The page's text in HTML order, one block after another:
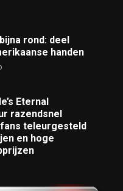
rond: deel
handen
Eternal
razendsnel
teleurgesteld
en hoge